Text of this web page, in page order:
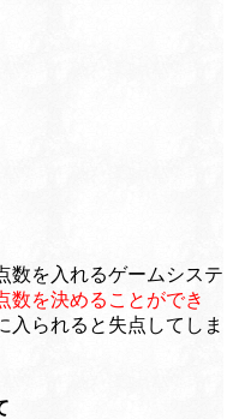
数を入れるゲームシステ
数を決めることができ
入られると失点してしま